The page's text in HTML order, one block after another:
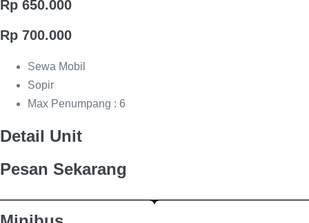
Rp 650.000
Rp 700.000
Sewa Mobil
Sopir
Max Penumpang : 6
Detail Unit
Pesan Sekarang